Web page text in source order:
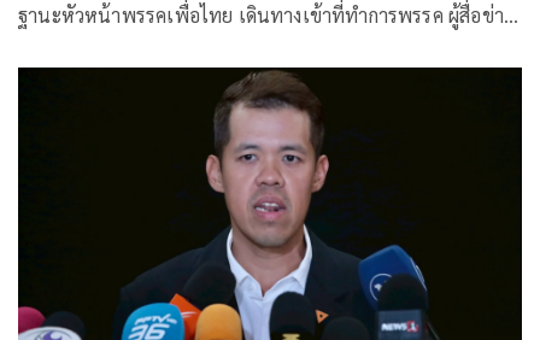
ฐานะหัวหน้าพรรคเพื่อไทย เดินทางเข้าที่ทำการพรรค ผู้สื่อข่าว